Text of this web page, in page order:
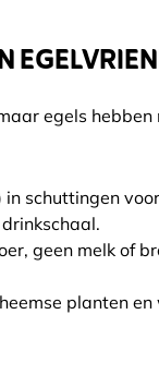
egels
schuttingen voor
geen melk of
planten en